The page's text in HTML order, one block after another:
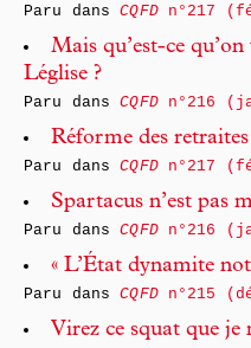
Paru dansCQFDn°217
Mais qu’est-ce
Léglise ?
Paru dansCQFDn°216
Réforme des
Paru dansCQFDn°217
Spartacus n’est pas
Paru dansCQFDn°216
« L’État dynamite
Paru dansCQFDn°215
Virez ce squat que je